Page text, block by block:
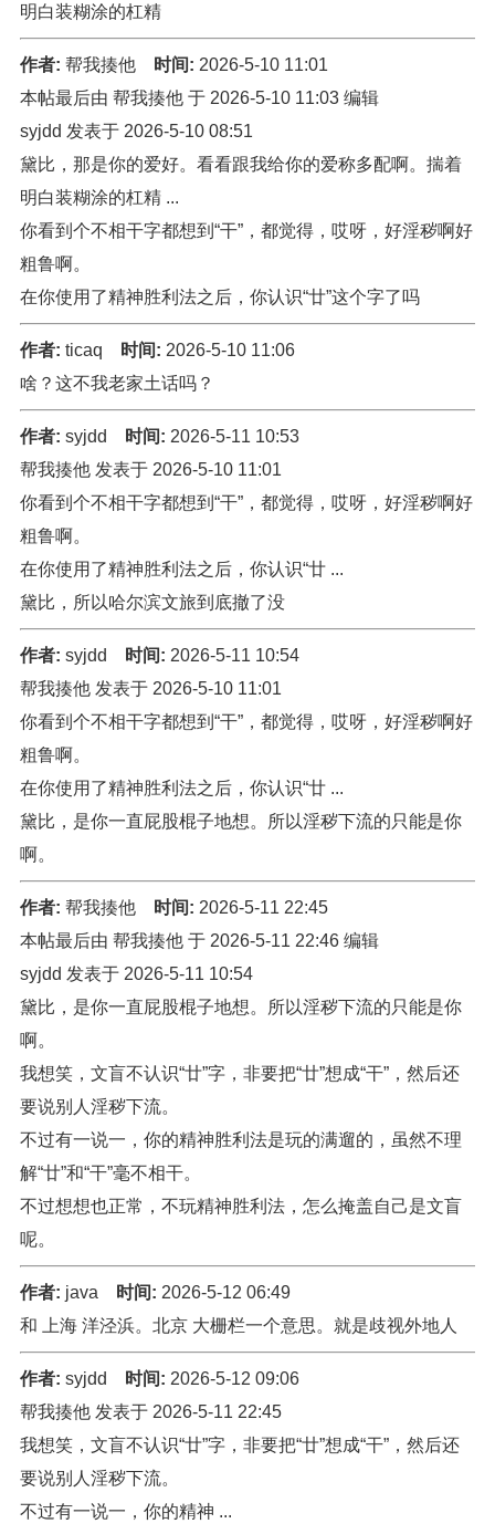
明白装糊涂的杠精
作者: 帮我揍他 时间: 2026-5-10 11:01
本帖最后由 帮我揍他 于 2026-5-10 11:03 编辑
syjdd 发表于 2026-5-10 08:51
黛比，那是你的爱好。看看跟我给你的爱称多配啊。揣着
明白装糊涂的杠精 ...
你看到个不相干字都想到“干”，都觉得，哎呀，好淫秽啊好
粗鲁啊。
在你使用了精神胜利法之后，你认识“廿”这个字了吗
作者: ticaq 时间: 2026-5-10 11:06
啥？这不我老家土话吗？
作者: syjdd 时间: 2026-5-11 10:53
帮我揍他 发表于 2026-5-10 11:01
你看到个不相干字都想到“干”，都觉得，哎呀，好淫秽啊好
粗鲁啊。
在你使用了精神胜利法之后，你认识“廿 ...
黛比，所以哈尔滨文旅到底撤了没
作者: syjdd 时间: 2026-5-11 10:54
帮我揍他 发表于 2026-5-10 11:01
你看到个不相干字都想到“干”，都觉得，哎呀，好淫秽啊好
粗鲁啊。
在你使用了精神胜利法之后，你认识“廿 ...
黛比，是你一直屁股棍子地想。所以淫秽下流的只能是你
啊。
作者: 帮我揍他 时间: 2026-5-11 22:45
本帖最后由 帮我揍他 于 2026-5-11 22:46 编辑
syjdd 发表于 2026-5-11 10:54
黛比，是你一直屁股棍子地想。所以淫秽下流的只能是你
啊。
我想笑，文盲不认识“廿”字，非要把“廿”想成“干”，然后还
要说别人淫秽下流。
不过有一说一，你的精神胜利法是玩的满遛的，虽然不理
解“廿”和“干”毫不相干。
不过想想也正常，不玩精神胜利法，怎么掩盖自己是文盲
呢。
作者: java 时间: 2026-5-12 06:49
和 上海 洋泾浜。北京 大栅栏一个意思。就是歧视外地人
作者: syjdd 时间: 2026-5-12 09:06
帮我揍他 发表于 2026-5-11 22:45
我想笑，文盲不认识“廿”字，非要把“廿”想成“干”，然后还
要说别人淫秽下流。
不过有一说一，你的精神 ...